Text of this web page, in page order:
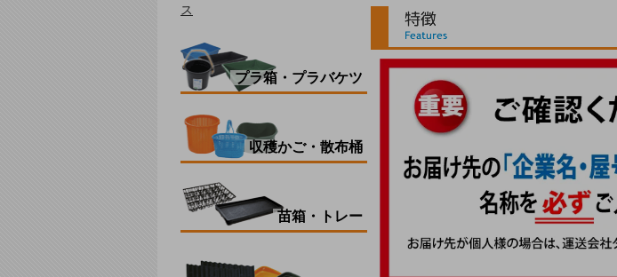
ス
プラ箱・プラバケツ
収穫かご・散布桶
苗箱・トレー